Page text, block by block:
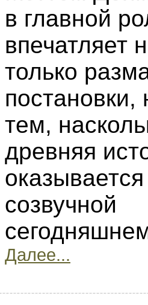
в главной
впечатляет
только
постановки,
тем,
древняя
оказывается
созвучной
Далее...